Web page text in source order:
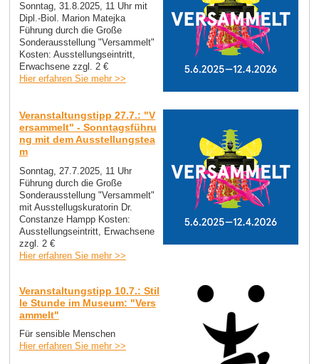
Sonntag, 31.8.2025, 11 Uhr mit
Dipl.-Biol. Marion Matejka
Führung durch die Große
Sonderausstellung "Versammelt"
Kosten: Ausstellungseintritt,
Erwachsene zzgl. 2 €
Hier erfahren Sie mehr >>
Veranstaltungstipp 27.7.: "V
ersammelt" - Sonntagsführu
ng mit dem Ausstellungstea
m
Sonntag, 27.7.2025, 11 Uhr
Führung durch die Große
Sonderausstellung "Versammelt"
mit Ausstellugskuratorin Dr.
Constanze Hampp Kosten:
Ausstellungseintritt, Erwachsene
zzgl. 2 €
Hier erfahren Sie mehr >>
Veranstaltungstipp 10.7.: Stil
le Stunde im Museum: "Vers
ammelt"
Für sensible Menschen
Hier erfahren Sie mehr >>